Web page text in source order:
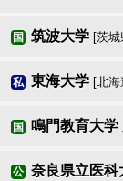
国 筑波大学 [茨
私 東海大学 [北
国 鳴門教育大学
公 奈良県立医科